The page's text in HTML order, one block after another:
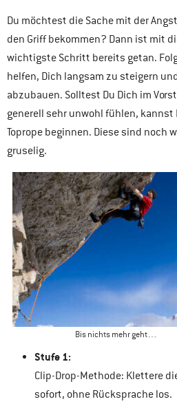
Du möchtest die Sache mit der
den Griff bekommen? Dann ist mit
wichtigste Schritt bereits getan.
helfen, Dich langsam zu steigern
abzubauen. Solltest Du Dich im
generell sehr unwohl fühlen, kannst
Toprope beginnen. Diese sind noch
gruselig.
Bis nichts mehr geht…
Stufe 1:
Clip-Drop-Methode: Klettere
sofort, ohne Rücksprache los.